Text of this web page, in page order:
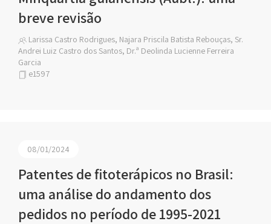
breve revisão
Larissa Castro Rodrigues, Najara Priscila Batista Rebouças, Sr.
Andrei Luiz Castro dos Santos, Dr.ª Deolinda Lucienne Ferreira
Garcia
e1597
08/01/2024
Patentes de fitoterápicos no Brasil:
uma análise do andamento dos
pedidos no período de 1995-2021